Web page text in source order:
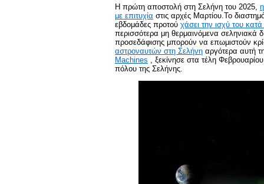
Η πρώτη αποστολή στη Σελήνη του 2025,
με επιτυχία στις αρχές Μαρτίου.Το
εβδομάδες προτού χάσει την ισχύ του
περισσότερα μη θερμαινόμενα σεληνιακά
προσεδάφισης μπορούν να επωμιστούν
αστροναυτών στη Σελήνη αργότερα αυτή
Machines , ξεκίνησε στα τέλη
πόλου της Σελήνης.